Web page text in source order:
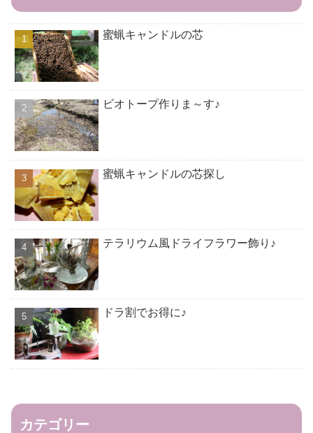
蜜蝋キャンドルの芯
ビオトープ作りま～す♪
蜜蝋キャンドルの芯探し
テラリウム風ドライフラワー飾り♪
ドラ割でお得に♪
カテゴリー